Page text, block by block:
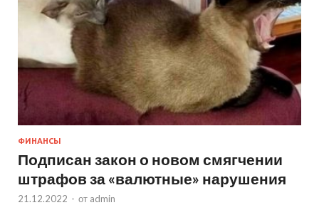
ФИНАНСЫ
Подписан закон о новом смягчении
штрафов за «валютные» нарушения
21.12.2022 - от admin